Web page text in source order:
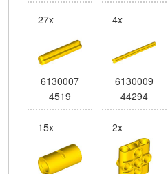
27x
6130007
4519
4x
6130009
44294
15x 2x